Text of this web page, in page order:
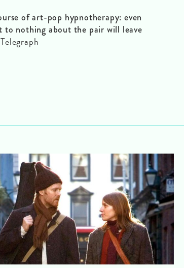
of art-pop hypnotherapy: even
to nothing about the pair will leave